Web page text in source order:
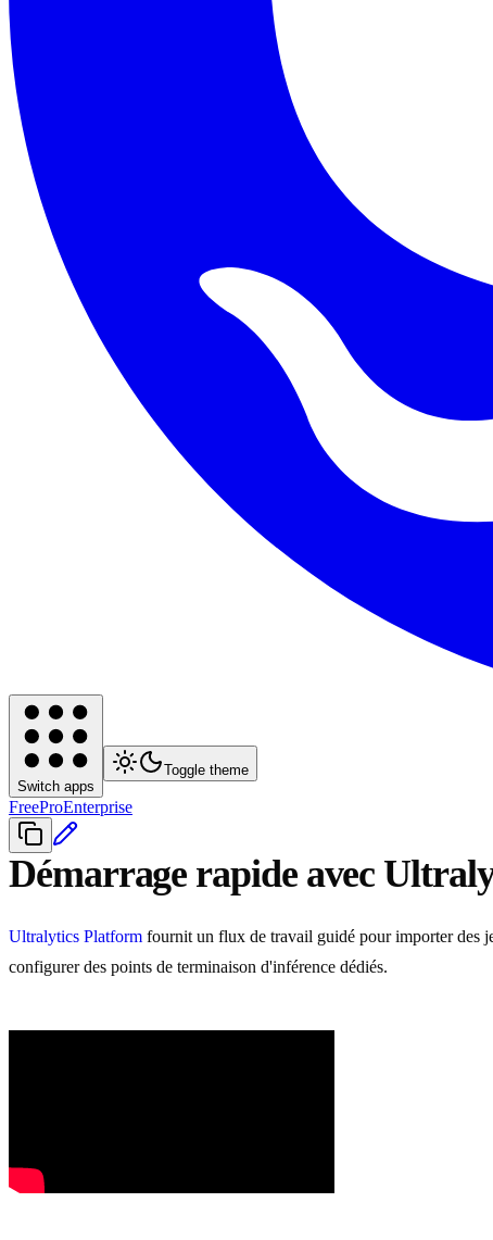
Switch apps
Toggle theme
FreeProEnterprise
Démarrage rapide avec
Ultralytics Platform fournit un flux de travail guidé pour importer des
configurer des points de terminaison d'inférence dédiés.